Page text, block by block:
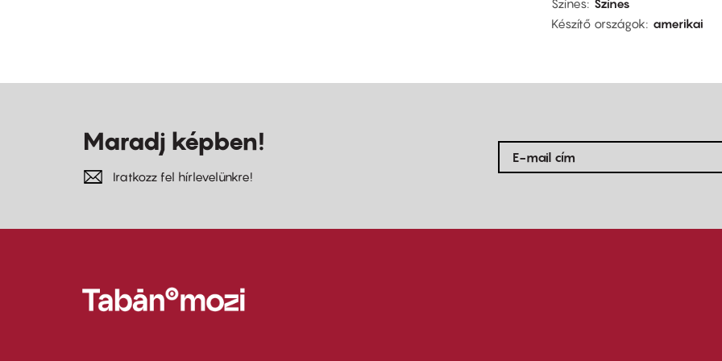
Színes Színes
Készítő országok
amerikai
Maradj képben!
Iratkozz fel hírlevelünkre!